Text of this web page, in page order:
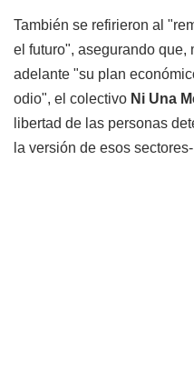
También se refirieron al
el futuro", asegurando que,
adelante "su plan
odio", el colectivo Ni Una
libertad de las personas
la versión de esos